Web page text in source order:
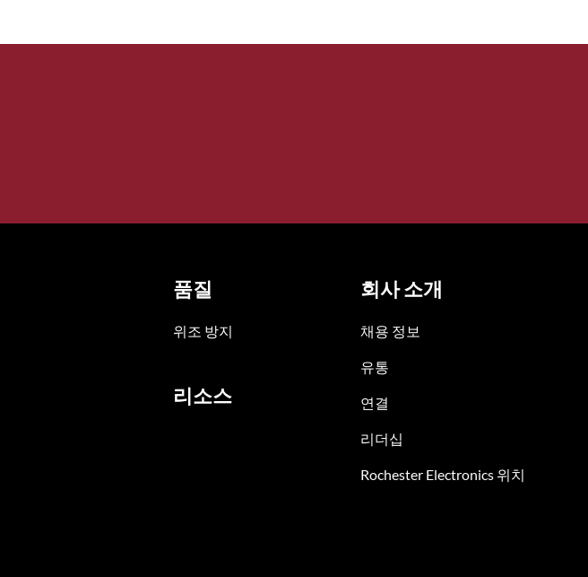
품질
위조 방지
리소스
회사 소개
채용 정보
유통
연결
리더십
Rochester Electronics 위치